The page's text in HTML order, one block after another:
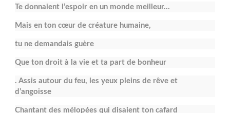
Te donnaient l’espoir en un monde meilleur…
Mais en ton cœur de créature humaine,
tu ne demandais guère
Que ton droit à la vie et ta part de bonheur
. Assis autour du feu, les yeux pleins de rêve et
d’angoisse
Chantant des mélopées qui disaient ton cafard